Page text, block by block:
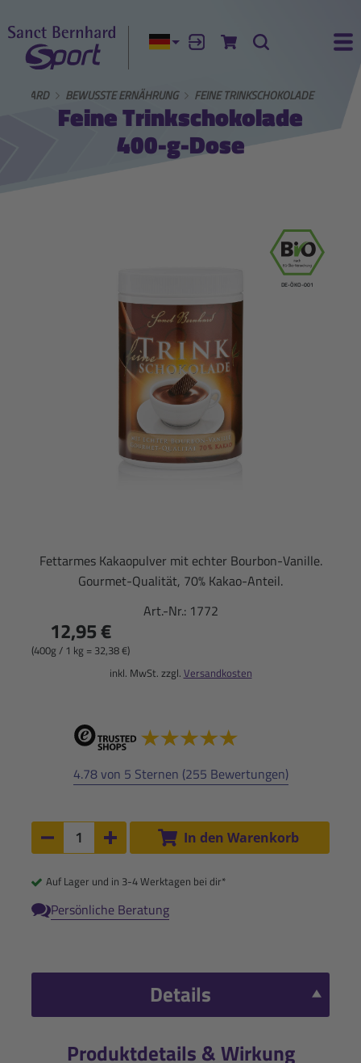
Aktuelle Sprache:
AnmeldenZum Warenkorb
Suche
BEWUSSTE ERNÄHRUNG FEINE TRINKSCHOKOLADE
Feine Trinkschokolade
400-g-Dose
DE-ÖKO-001
Fettarmes Kakaopulver mit echter Bourbon-Vanille.
Gourmet-Qualität, 70% Kakao-Anteil.
Art.-Nr.: 1772
12,95 €
(400g / 1 kg = 32,38 €)
inkl. MwSt. zzgl. Versandkosten
4.78 von 5 Sternen (255 Bewertungen)
Anzahl:
Anzahl um 1 verringern
Anzahl um 1 erhöhen
In den Warenkorb
Auf Lager und in 3-4 Werktagen bei dir*
Persönliche Beratung
Details
Produktdetails & Wirkung